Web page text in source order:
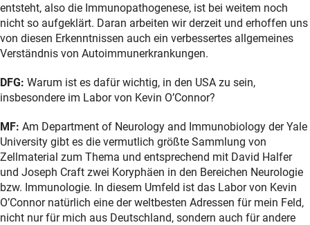
entsteht, also die Immunopathogenese, ist bei weitem noch
nicht so aufgeklärt. Daran arbeiten wir derzeit und erhoffen uns
von diesen Erkenntnissen auch ein verbessertes allgemeines
Verständnis von Autoimmunerkrankungen.
DFG: Warum ist es dafür wichtig, in den USA zu sein,
insbesondere im Labor von Kevin O’Connor?
MF: Am Department of Neurology and Immunobiology der Yale
University gibt es die vermutlich größte Sammlung von
Zellmaterial zum Thema und entsprechend mit David Halfer
und Joseph Craft zwei Koryphäen in den Bereichen Neurologie
bzw. Immunologie. In diesem Umfeld ist das Labor von Kevin
O’Connor natürlich eine der weltbesten Adressen für mein Feld,
nicht nur für mich aus Deutschland, sondern auch für andere